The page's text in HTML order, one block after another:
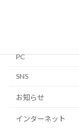
PC
SNS
お知らせ
インターネット